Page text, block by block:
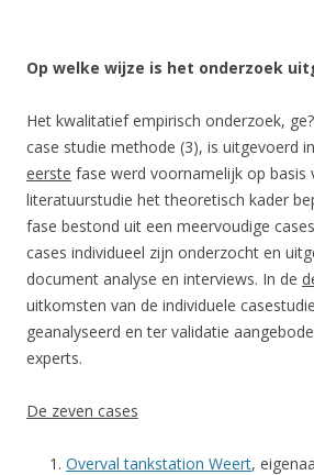
Op welke wijze is het onderzoek
Het kwalitatief empirisch onderzoek,
case studie methode (3), is uitgevoerd
eerste fase werd voornamelijk op basis
literatuurstudie het theoretisch kader
fase bestond uit een meervoudige
cases individueel zijn onderzocht en
document analyse en interviews. In de
uitkomsten van de individuele
geanalyseerd en ter validatie
experts.
De zeven cases
Overval tankstation Weert,